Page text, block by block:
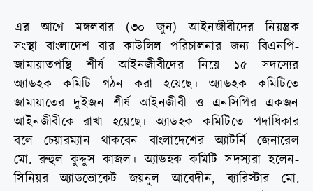
এর আগে মঙ্গলবার (৩০ জুন) আইনজীবীদের নিয়ন্ত্রক
সংস্থা বাংলাদেশ বার কাউন্সিল পরিচালনার জন্য বিএনপি-
জামায়াতপন্থি শীর্ষ আইনজীবীদের নিয়ে ১৫ সদস্যের
অ্যাডহক কমিটি গঠন করা হয়েছে। অ্যাডহক কমিটিতে
জামায়াতের দুইজন শীর্ষ আইনজীবী ও এনসিপির একজন
আইনজীবীকে রাখা হয়েছে। অ্যাডহক কমিটিতে পদাধিকার
বলে চেয়ারম্যান থাকবেন বাংলাদেশের অ্যাটর্নি জেনারেল
মো. রুহুল কুদ্দুস কাজল। অ্যাডহক কমিটি সদস্যরা হলেন-
সিনিয়র অ্যাডভোকেট জয়নুল আবেদীন, ব্যারিস্টার মো.